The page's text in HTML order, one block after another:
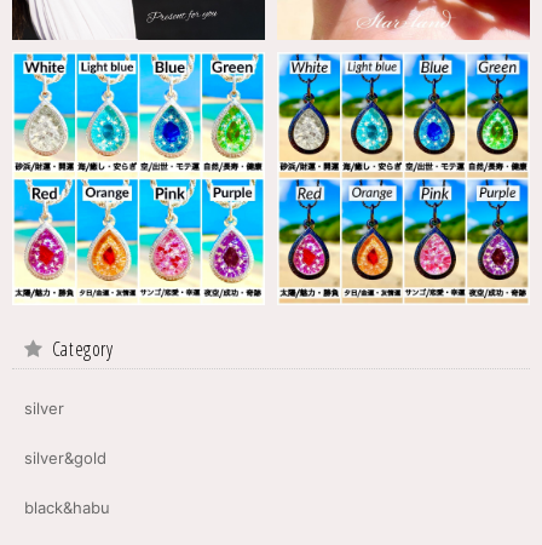
Category
silver
silver&gold
black&habu